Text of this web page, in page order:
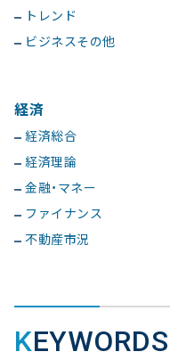
トレンド
ビジネスその他
経済
経済総合
経済理論
金融・マネー
ファイナンス
不動産市況
KEYWORDS